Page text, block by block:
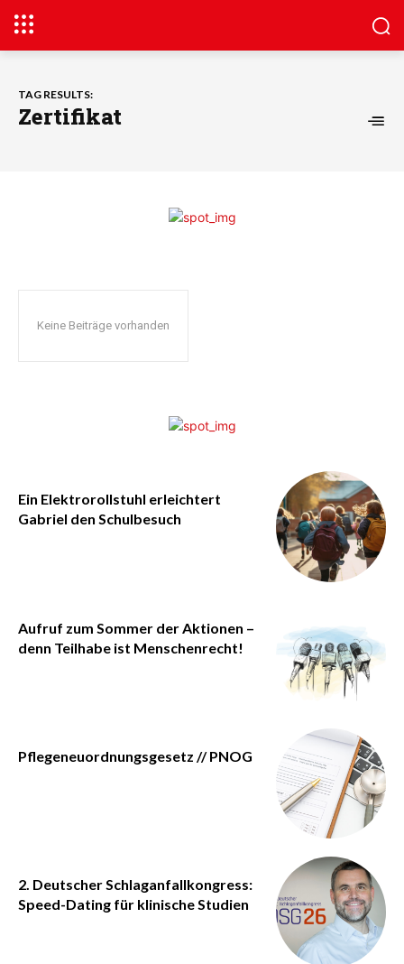
TAG RESULTS:
Zertifikat
Keine Beiträge vorhanden
Ein Elektrorollstuhl erleichtert
Gabriel den Schulbesuch
Aufruf zum Sommer der Aktionen –
denn Teilhabe ist Menschenrecht!
Pflegeneuordnungsgesetz // PNOG
2. Deutscher Schlaganfallkongress:
Speed-Dating für klinische Studien